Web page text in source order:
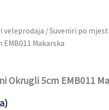
veleprodaja /Suveniri po
Makarska
Okrugli 5cm EMB011